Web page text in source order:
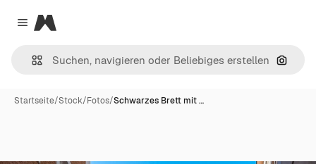
Close menu
Magnific
Nach
Startseite/Stock/Fotos/Schwarzes Brett mit …